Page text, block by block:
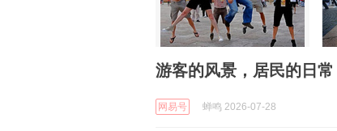
游客的风景，居民的日
网易号 蝉鸣 2026-07-28